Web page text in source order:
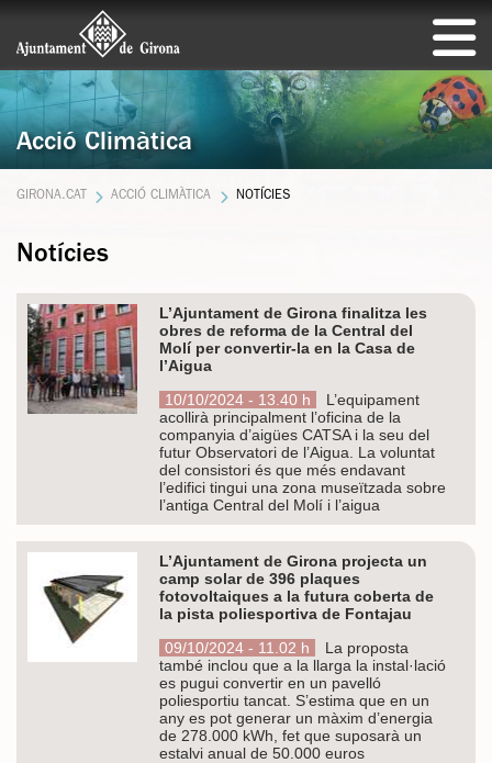
Acció Climàtica
GIRONA.CAT ACCIÓ CLIMÀTICA NOTÍCIES
Notícies
L’Ajuntament de Girona finalitza les
obres de reforma de la Central del
Molí per convertir-la en la Casa de
l’Aigua
10/10/2024 - 13.40 h
L’equipament
acollirà principalment l’oficina de la
companyia d’aigües CATSA i la seu del
futur Observatori de l’Aigua. La voluntat
del consistori és que més endavant
l’edifici tingui una zona museïtzada sobre
l’antiga Central del Molí i l’aigua
L’Ajuntament de Girona projecta un
camp solar de 396 plaques
fotovoltaiques a la futura coberta de
la pista poliesportiva de Fontajau
09/10/2024 - 11.02 h
La proposta
també inclou que a la llarga la instal·lació
es pugui convertir en un pavelló
poliesportiu tancat. S’estima que en un
any es pot generar un màxim d’energia
de 278.000 kWh, fet que suposarà un
estalvi anual de 50.000 euros